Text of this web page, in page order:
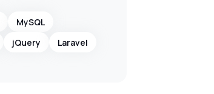
MySQL
jQuery
Laravel